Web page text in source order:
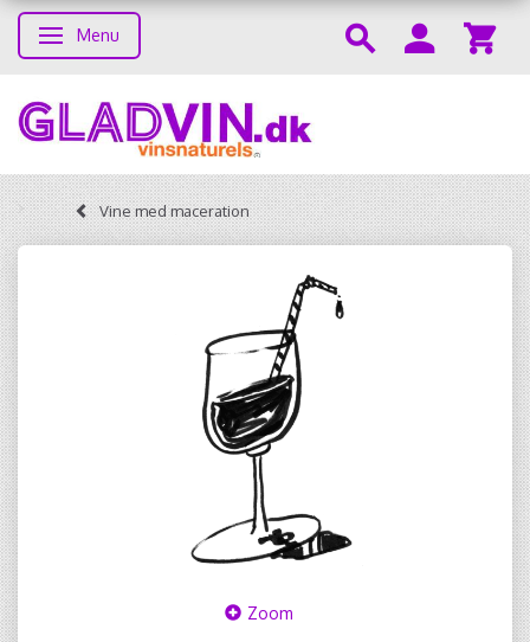
Toggle navigation
Menu
Vine med maceration
Zoom